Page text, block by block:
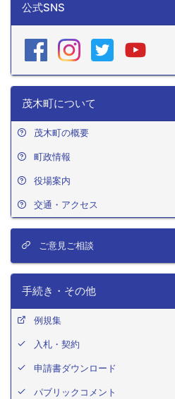
公式SNS
茂木町について
茂木町の概要
町政情報
役場案内
交通・アクセス
ご意見ご相談
手続き・その他
例規集
入札・契約
申請書ダウンロード
パブリックコメント